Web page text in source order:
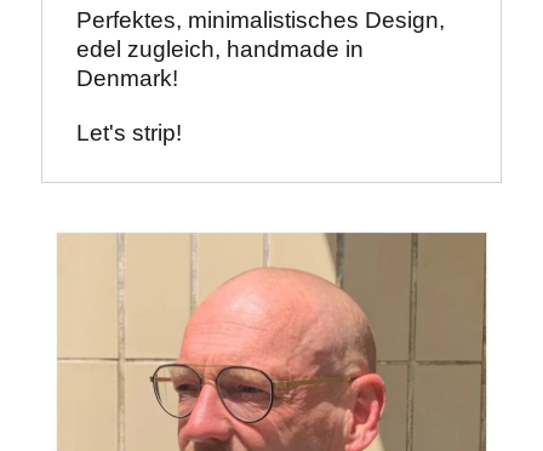
Perfektes, minimalistisches Design,
edel zugleich, handmade in
Denmark!
Let's strip!